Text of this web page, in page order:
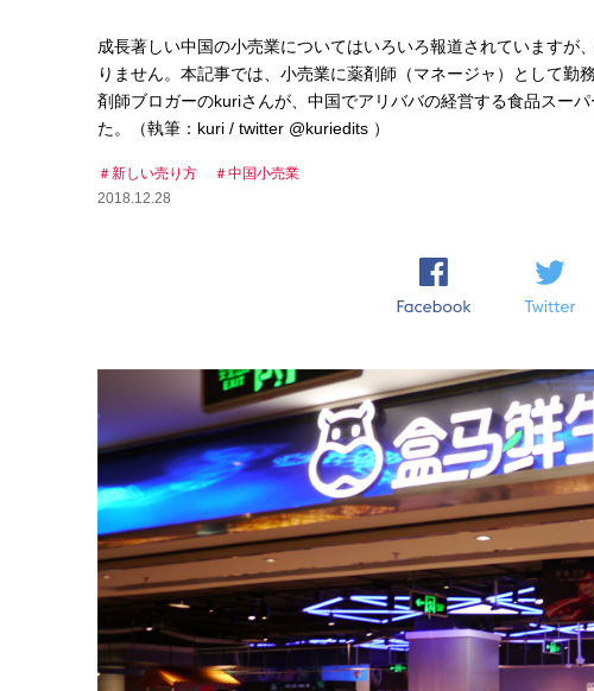
成長著しい中国の小売業についてはいろいろ報道されています
りません。本記事では、小売業に薬剤師（マネージャ）として
剤師ブロガーのkuriさんが、中国でアリババの経営する食品スー
た。（執筆：kuri / twitter @kuriedits ）
新しい売り方
中国小売業
2018.12.28